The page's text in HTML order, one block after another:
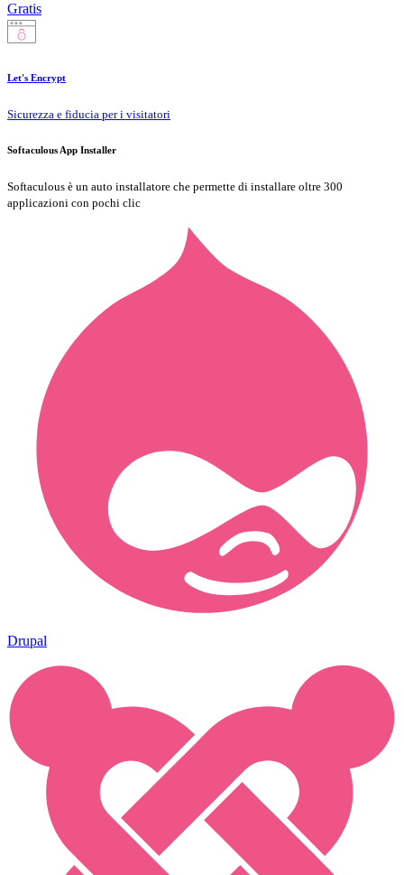
Gratis
Let's Encrypt
Sicurezza e fiducia per i visitatori
Softaculous App Installer
Softaculous è un auto installatore che permette di installare oltre 300
applicazioni con pochi clic
Drupal